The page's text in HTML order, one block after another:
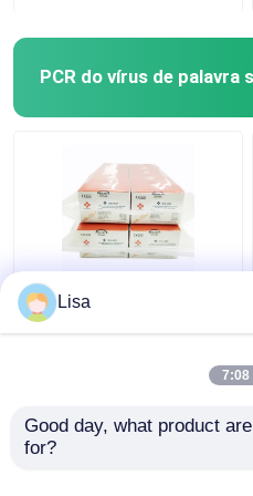
Jogo rápido do teste da
Sistema de Imagem
Microscópio Biológico
Detecção Kit
Lyophilized 48tests/Kit
Lisa
7:08
Good day, what product
for?